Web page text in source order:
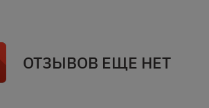
ОТЗЫВОВ ЕЩЕ НЕТ